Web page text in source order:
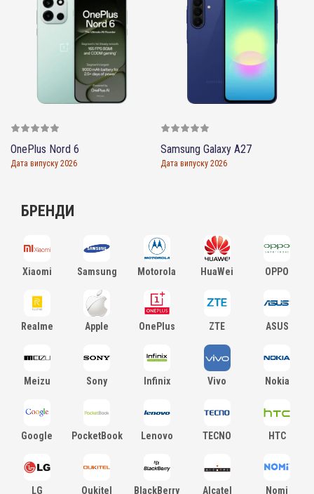
OnePlus Nord 6
Дата випуску 2026
Samsung Galaxy A27
Дата випуску 2026
БРЕНДИ
Xiaomi Samsung Motorola HuaWei OPPO
Realme Apple OnePlus ZTE ASUS
Meizu Sony Infinix Vivo Nokia
Google PocketBook Lenovo TECNO HTC
LG Oukitel BlackBerry Alcatel Nomi